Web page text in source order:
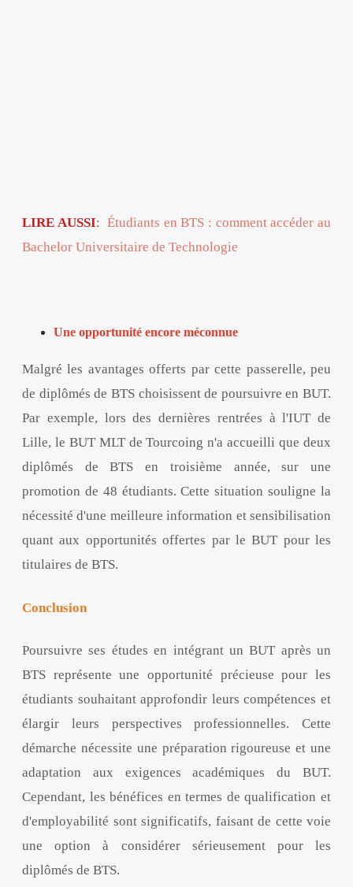
LIRE AUSSI:Étudiants en BTS : comment accéder au
Bachelor Universitaire de Technologie
Une opportunité encore méconnue
Malgré les avantages offerts par cette passerelle, peu
de diplômés de BTS choisissent de poursuivre en BUT.
Par exemple, lors des dernières rentrées à l'IUT de
Lille, le BUT MLT de Tourcoing n'a accueilli que deux
diplômés de BTS en troisième année, sur une
promotion de 48 étudiants. Cette situation souligne la
nécessité d'une meilleure information et sensibilisation
quant aux opportunités offertes par le BUT pour les
titulaires de BTS.
Conclusion
Poursuivre ses études en intégrant un BUT après un
BTS représente une opportunité précieuse pour les
étudiants souhaitant approfondir leurs compétences et
élargir leurs perspectives professionnelles. Cette
démarche nécessite une préparation rigoureuse et une
adaptation aux exigences académiques du BUT.
Cependant, les bénéfices en termes de qualification et
d'employabilité sont significatifs, faisant de cette voie
une option à considérer sérieusement pour les
diplômés de BTS.